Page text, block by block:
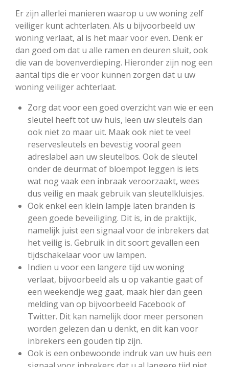
Er zijn allerlei manieren waarop u uw woning zelf
veiliger kunt achterlaten. Als u bijvoorbeeld uw
woning verlaat, al is het maar voor even. Denk er
dan goed om dat u alle ramen en deuren sluit, ook
die van de bovenverdieping. Hieronder zijn nog een
aantal tips die er voor kunnen zorgen dat u uw
woning veiliger achterlaat.
Zorg dat voor een goed overzicht van wie er een
sleutel heeft tot uw huis, leen uw sleutels dan
ook niet zo maar uit. Maak ook niet te veel
reservesleutels en bevestig vooral geen
adreslabel aan uw sleutelbos. Ook de sleutel
onder de deurmat of bloempot leggen is iets
wat nog vaak een inbraak veroorzaakt, wees
dus veilig en maak gebruik van sleutelkluisjes.
Ook enkel een klein lampje laten branden is
geen goede beveiliging. Dit is, in de praktijk,
namelijk juist een signaal voor de inbrekers dat
het veilig is. Gebruik in dit soort gevallen een
tijdschakelaar voor uw lampen.
Indien u voor een langere tijd uw woning
verlaat, bijvoorbeeld als u op vakantie gaat of
een weekendje weg gaat, maak hier dan geen
melding van op bijvoorbeeld Facebook of
Twitter. Dit kan namelijk door meer personen
worden gelezen dan u denkt, en dit kan voor
inbrekers een gouden tip zijn.
Ook is een onbewoonde indruk van uw huis een